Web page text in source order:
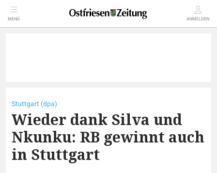
MENÜ ANMELDEN
Stuttgart (dpa)
Wieder dank Silva und
Nkunku: RB gewinnt auch
in Stuttgart